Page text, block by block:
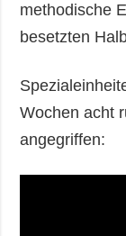
methodische
besetzten
Wochen acht
angegriffen: